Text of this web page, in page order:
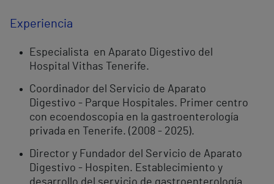
Experiencia
Especialista en Aparato Digestivo del
Hospital Vithas Tenerife.
Coordinador del Servicio de Aparato
Digestivo - Parque Hospitales. Primer centro
con ecoendoscopia en la gastroenterología
privada en Tenerife. (2008 - 2025).
Director y Fundador del Servicio de Aparato
Digestivo - Hospiten. Establecimiento y